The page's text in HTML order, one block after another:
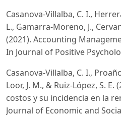
Casanova-Villalba, C. I.,
L., Gamarra-Moreno, J.,
(2021). Accounting
In Journal of Positive
Casanova-Villalba, C. I.,
Loor, J. M., & Ruiz-López, S.
costos y su incidencia en la
Journal of Economic and